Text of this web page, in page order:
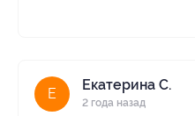
Е
Екатерина С.
2 года назад